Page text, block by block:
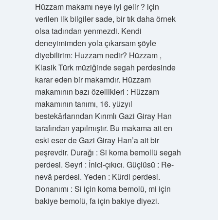
Hüzzam makamı neye iyi gelir ? için
verilen ilk bilgiler sade, bir tık daha örnek
olsa tadından yenmezdi. Kendi
deneyimimden yola çıkarsam şöyle
diyebilirim: Huzzam nedir? Hüzzam ,
Klasik Türk müziğinde segah perdesinde
karar eden bir makamdır. Hüzzam
makamının bazı özellikleri : Hüzzam
makamının tanımı, 16. yüzyıl
bestekârlarından Kırımlı Gazi Giray Han
tarafından yapılmıştır. Bu makama ait en
eski eser de Gazi Giray Han’a ait bir
peşrevdir. Durağı : Si koma bemollü segah
perdesi. Seyri : İnici-çıkıcı. Güçlüsü : Re-
nevâ perdesi. Yeden : Kürdi perdesi.
Donanımı : Si için koma bemolü, mi için
bakiye bemolü, fa için bakiye diyezi.